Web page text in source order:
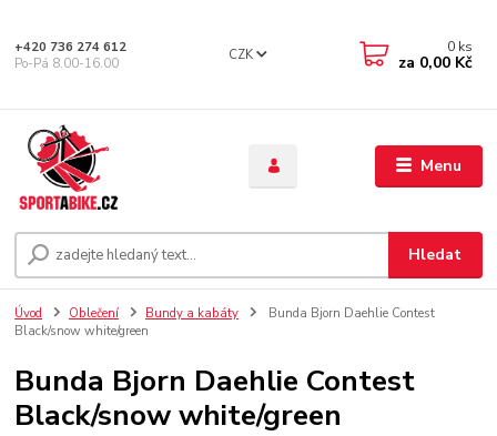
Menu
CZK
Hledat
+420 736 274 612
Po-Pá 8.00-16.00
0 ks
za 0,00 Kč
Úvod Oblečení Bundy a kabáty
Bunda Bjorn Daehlie Contest
Black/snow white/green
Bunda Bjorn Daehlie Contest
Black/snow white/green